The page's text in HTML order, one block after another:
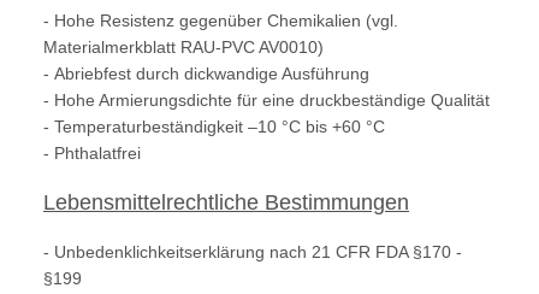
- Hohe Resistenz gegenüber Chemikalien (vgl.
Materialmerkblatt RAU-PVC AV0010)
- Abriebfest durch dickwandige Ausführung
- Hohe Armierungsdichte für eine druckbeständige Qualität
- Temperaturbeständigkeit –10 °C bis +60 °C
- Phthalatfrei
Lebensmittelrechtliche Bestimmungen
- Unbedenklichkeitserklärung nach 21 CFR FDA §170 -
§199